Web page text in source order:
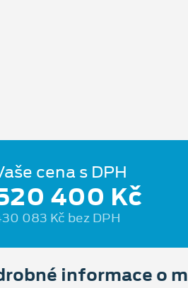
cena s DPH
400 Kč
083 Kč bez DPH
informace o